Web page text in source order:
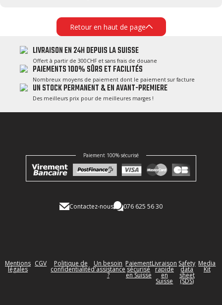
Retour en haut de page
LIVRAISON EN 24H DEPUIS LA SUISSE
Offert à partir de 300CHF et sans frais de douane
PAIEMENTS 100% SÛRS ET FACILITÉS
Nombreux moyens de paiement dont le paiement sur facture
UN STOCK PERMANENT & EN AVANT-PREMIERE
Des meilleurs prix pour de meilleures marges !
Paiement 100% sécurisé
Contactez-nous 076 625 56 30
Mentions
légales
CGV Politique de
confidentialité
Un besoin
d'assistance
?
Paiement
sécurisé
en Suisse
Livraison
rapide
en
Suisse
Safety
data
sheet
(SDS)
Media
Kit